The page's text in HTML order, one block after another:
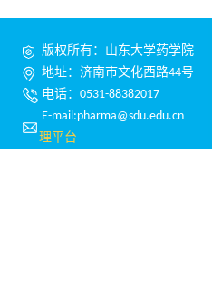
版权所有：山东大学药学院
地址：济南市文化西路44号
电话：0531-88382017
E-mail:pharma@sdu.edu.cn
理平台